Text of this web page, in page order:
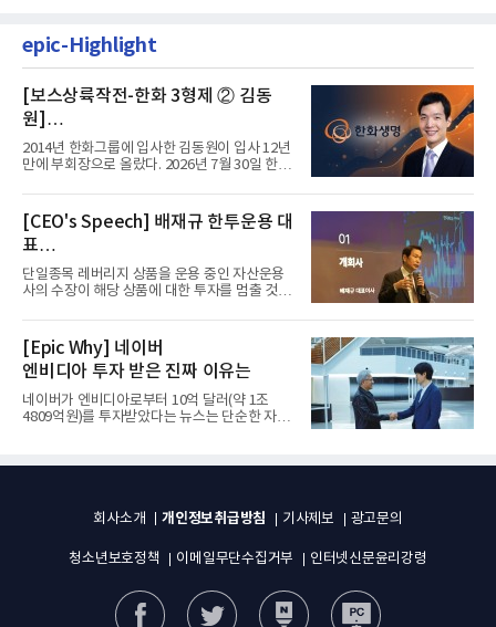
epic-Highlight
[보스상륙작전-한화 3형제 ② 김동
원]
입사 12년 만에 금융계열 수장 등극
2014년 한화그룹에 입사한 김동원이 입사 12년
만에 부회장으로 올랐다. 2026년 7월 30일 한화
[CEO's Speech] 배재규 한투운용 대
표
“개별종목 레버리지 투자 지금이라도
멈춰라”
단일종목 레버리지 상품을 운용 중인 자산운용
사의 수장이 해당 상품에 대한 투자를 멈출 것을
[Epic Why] 네이버
엔비디아 투자 받은 진짜 이유는
네이버가 엔비디아로부터 10억 달러(약 1조
4809억원)를 투자받았다는 뉴스는 단순한 자금
회사소개 개인정보취급방침 기사제보 광고문의
청소년보호정책 이메일무단수집거부 인터넷신문윤리강령